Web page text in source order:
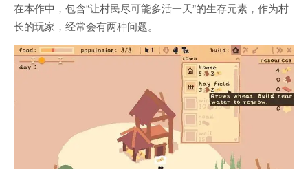
在本作中，包含“让村民尽可能多活一天”的生存元素，作为村
长的玩家，经常会有两种问题。